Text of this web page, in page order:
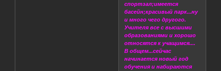
спортзал;имеется
басейн;красивый парк...ну
и много чего другого.
Учителя все с высшими
образованиями и хорошо
относятся к учащимся....
В общем...сейчас
начинается новый год
обучения и набираются